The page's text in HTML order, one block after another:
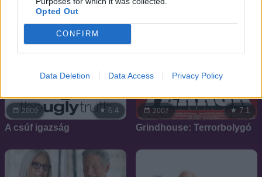
Opted Out
CONFIRM
Data Deletion Data Access Privacy Policy
2009 6.4
A csúf igazság
2007 7.1
Grindhouse: Terrorbolygó